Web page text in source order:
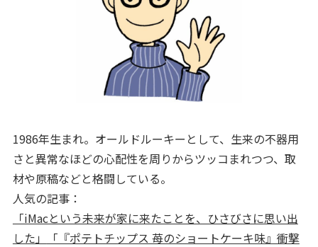
1986年生まれ。オールドルーキーとして、生来の不器用
さと異常なほどの心配性を周りからツッコまれつつ、取
材や原稿などと格闘している。
人気の記事：
「iMacという未来が家に来たことを、ひさびさに思い出
した」
「『ポテトチップス 苺のショートケーキ味』衝撃